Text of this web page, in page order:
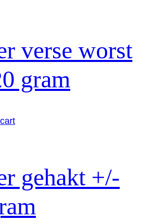
verse worst
gram
gehakt +/-